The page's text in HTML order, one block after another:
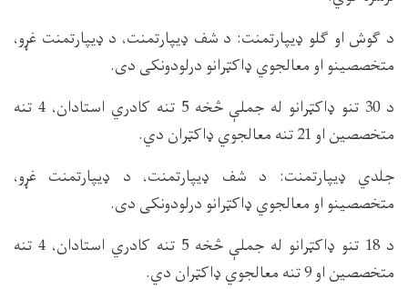
د ګوش او ګلو ډیپارتمنت: د شف ډیپارتمنت، د ډیپارتمنت غړو،
متخصصینو او معالجوي ډاکټرانو درلودونکی دی.
د 30 تنو ډاکټرانو له جملې څخه 5 تنه کادري استادان، 4 تنه
متخصصین او 21 تنه معالجوي ډاکټران دي.
جلدي ډیپارتمنت: د شف ډیپارتمنت، د ډیپارتمنت غړو،
متخصصینو او معالجوي ډاکټرانو درلودونکی دی.
د 18 تنو ډاکټرانو له جملې څخه 5 تنه کادري استادان، 4 تنه
متخصصین او 9 تنه معالجوي ډاکټران دي.